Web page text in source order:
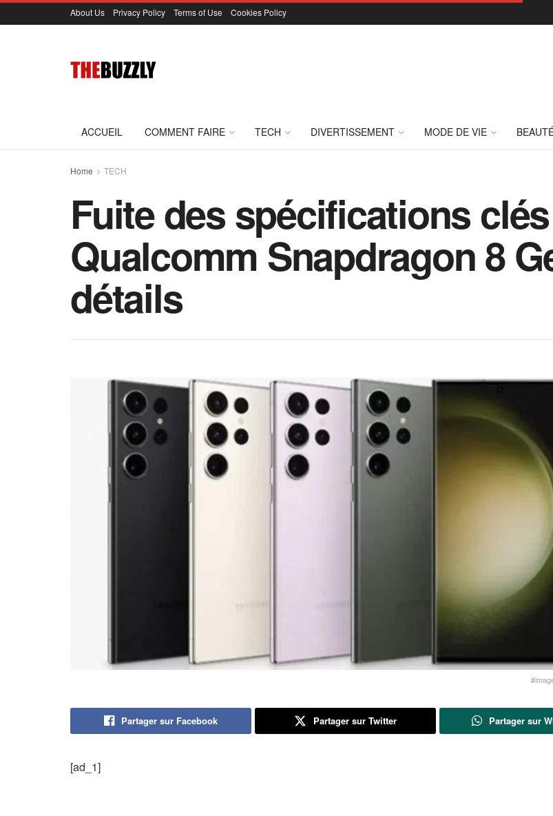
About Us Privacy Policy Terms of Use Cookies Policy
ACCUEIL COMMENT FAIRE TECH DIVERTISSEMENT MODE DE VIE
Home TECH
Fuite des spécifications
Qualcomm Snapdragon 8
détails
Partager sur Facebook Partager sur Twitter Partager sur
[ad_1]